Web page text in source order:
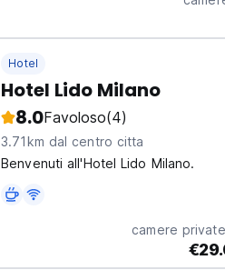
Hotel
Hotel Lido Milano
8.0Favoloso(4)
3.71km dal centro citta
Benvenuti all'Hotel Lido Milano.
camere